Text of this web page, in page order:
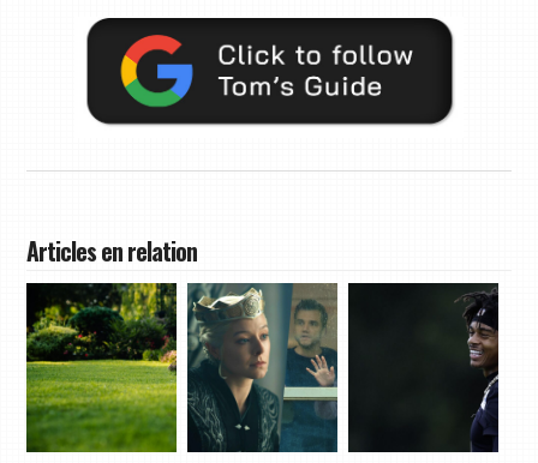
Articles en relation